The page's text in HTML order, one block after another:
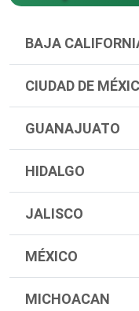
BAJA
CIUDAD DE
GUANAJUATO
HIDALGO
JALISCO
MÉXICO
MICHOACAN